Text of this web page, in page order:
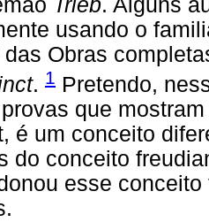
Trieb. Alguns
usando o
das Obras
. 1 Pretendo,
que
é um conceito
do conceito
esse